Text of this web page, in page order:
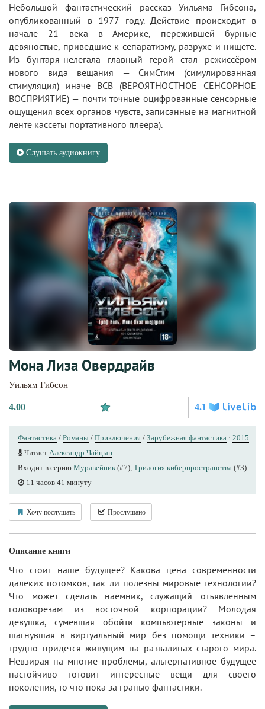
Небольшой фантастический рассказ Уильяма Гибсона,
опубликованный в 1977 году. Действие происходит в
начале 21 века в Америке, пережившей бурные
девяностые, приведшие к сепаратизму, разрухе и нищете.
Из бунтаря-нелегала главный герой стал режиссёром
нового вида вещания — СимСтим (симулированная
стимуляция) иначе ВСВ (ВЕРОЯТНОСТНОЕ СЕНСОРНОЕ
ВОСПРИЯТИЕ) — почти точные оцифрованные сенсорные
ощущения всех органов чувств, записанные на магнитной
ленте кассеты портативного плеера).
Слушать аудиокнигу
Мона Лиза Овердрайв
Уильям Гибсон
4.00 4.1
Фантастика / Романы / Приключения / Зарубежная фантастика · 2015
Читает Александр Чайцын
Входит в серию Муравейник (#7), Трилогия киберпространства (#3)
11 часов 41 минуту
Хочу послушать Прослушано
Описание книги
Что стоит наше будущее? Какова цена современности
далеких потомков, так ли полезны мировые технологии?
Что может сделать наемник, служащий отъявленным
головорезам из восточной корпорации? Молодая
девушка, сумевшая обойти компьютерные законы и
шагнувшая в виртуальный мир без помощи техники –
трудно придется живущим на развалинах старого мира.
Невзирая на многие проблемы, альтернативное будущее
настойчиво готовит интересные вещи для своего
поколения, то что пока за гранью фантастики.